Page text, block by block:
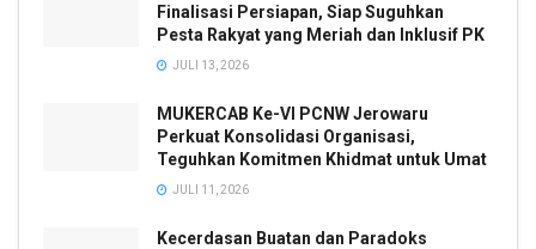
Finalisasi Persiapan, Siap Suguhkan
Pesta Rakyat yang Meriah dan Inklusif PK
JULI 13, 2026
MUKERCAB Ke-VI PCNW Jerowaru
Perkuat Konsolidasi Organisasi,
Teguhkan Komitmen Khidmat untuk Umat
JULI 11, 2026
Kecerdasan Buatan dan Paradoks